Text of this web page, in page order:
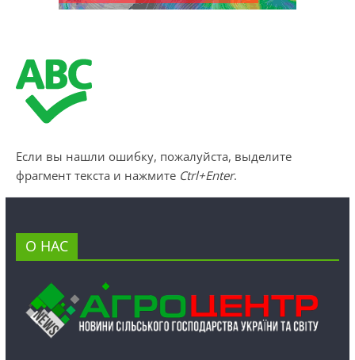
Если вы нашли ошибку, пожалуйста, выделите
фрагмент текста и нажмите Ctrl+Enter.
О НАС